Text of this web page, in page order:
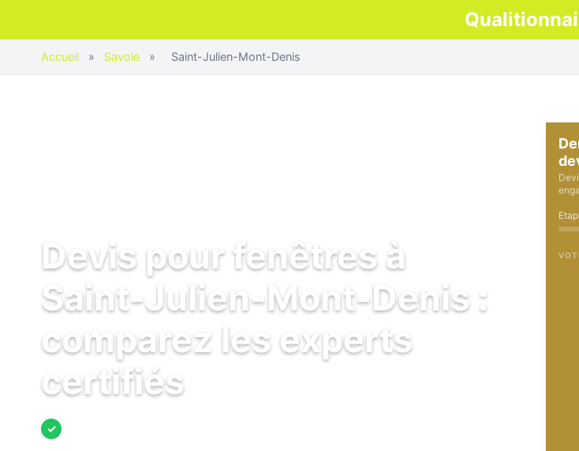
Accueil » Savoie » Saint-Julien-Mont-Denis
Devis pour fenêtres à
Saint-Julien-Mont-Denis :
comparez les experts
certifiés
✓